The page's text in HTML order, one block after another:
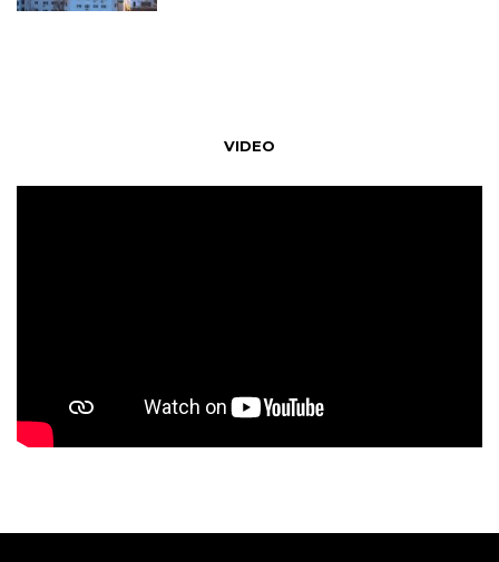
VIDEO